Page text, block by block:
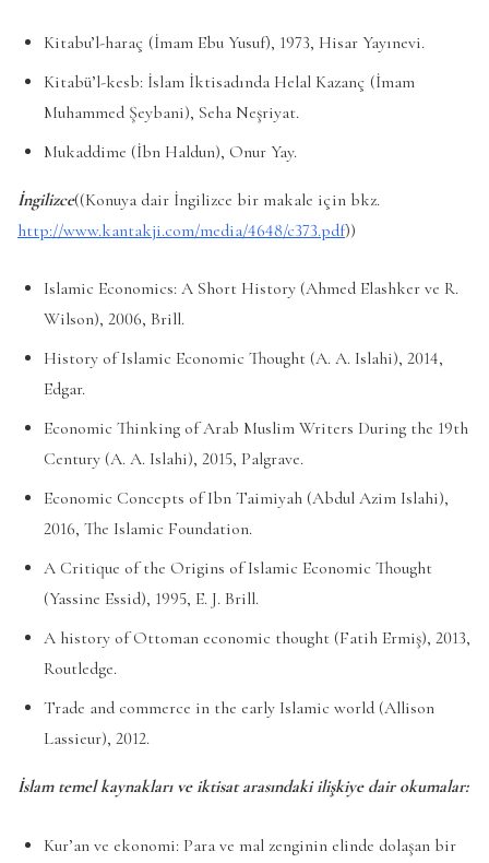
Kitabu’l-haraç (İmam Ebu Yusuf), 1973, Hisar Yayınevi.
Kitabü’l-kesb: İslam İktisadında Helal Kazanç (İmam
Muhammed Şeybani), Seha Neşriyat.
Mukaddime (İbn Haldun), Onur Yay.
İngilizce((Konuya dair İngilizce bir makale için bkz.
http://www.kantakji.com/media/4648/c373.pdf))
Islamic Economics: A Short History (Ahmed Elashker ve R.
Wilson), 2006, Brill.
History of Islamic Economic Thought (A. A. Islahi), 2014,
Edgar.
Economic Thinking of Arab Muslim Writers During the 19th
Century (A. A. Islahi), 2015, Palgrave.
Economic Concepts of Ibn Taimiyah (Abdul Azim Islahi),
2016, The Islamic Foundation.
A Critique of the Origins of Islamic Economic Thought
(Yassine Essid), 1995, E. J. Brill.
A history of Ottoman economic thought (Fatih Ermiş), 2013,
Routledge.
Trade and commerce in the early Islamic world (Allison
Lassieur), 2012.
İslam temel kaynakları ve iktisat arasındaki ilişkiye dair okumalar:
Kur’an ve ekonomi: Para ve mal zenginin elinde dolaşan bir